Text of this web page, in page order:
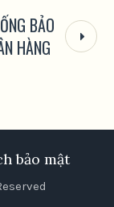
BẢO
HÀNG
bảo mật